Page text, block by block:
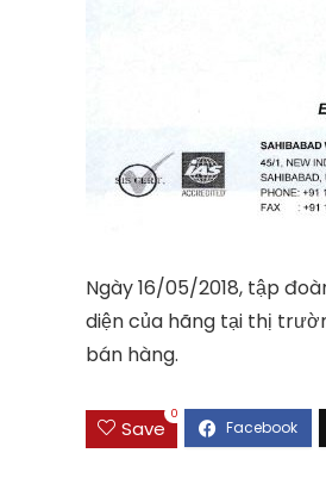
Ngày 16/05/2018, tập
diện của hãng tại thị
bán hàng.
Save
0